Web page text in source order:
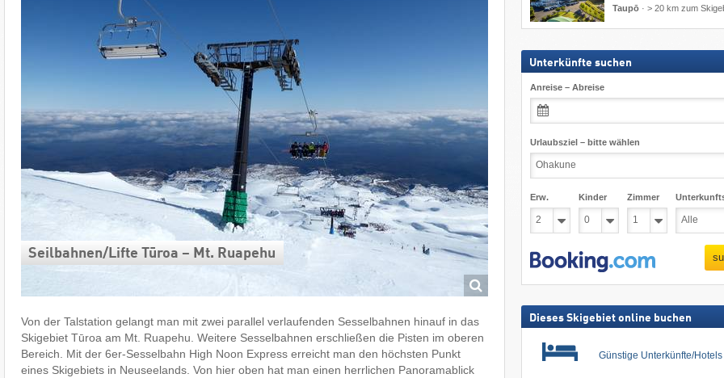
Seilbahnen/​Lifte Tūroa – Mt. Ruapehu
Von der Talstation gelangt man mit zwei parallel verlaufenden Sesselbahnen hinauf in das
Skigebiet Tūroa am Mt. Ruapehu. Weitere Sesselbahnen erschließen die Pisten im oberen
Bereich. Mit der 6er-Sesselbahn High Noon Express erreicht man den höchsten Punkt
eines Skigebiets in Neuseelands. Von hier oben hat man einen herrlichen Panoramablick
Taupō· > 20 km zum
Unterkünfte suchen
Anreise – Abreise
Urlaubsziel – bitte wählen
Erw. Kinder Zimmer
Dieses Skigebiet online buchen
Günstige Unterkünfte/Hotels